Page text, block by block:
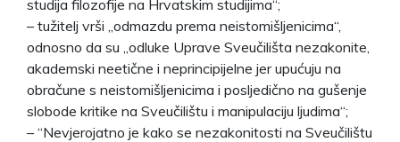
studija filozofije na Hrvatskim studijima“;
– tužitelj vrši „odmazdu prema neistomišljenicima“,
odnosno da su „odluke Uprave Sveučilišta nezakonite,
akademski neetične i neprincipijelne jer upućuju na
obračune s neistomišljenicima i posljedično na gušenje
slobode kritike na Sveučilištu i manipulaciju ljudima“;
– “Nevjerojatno je kako se nezakonitosti na Sveučilištu